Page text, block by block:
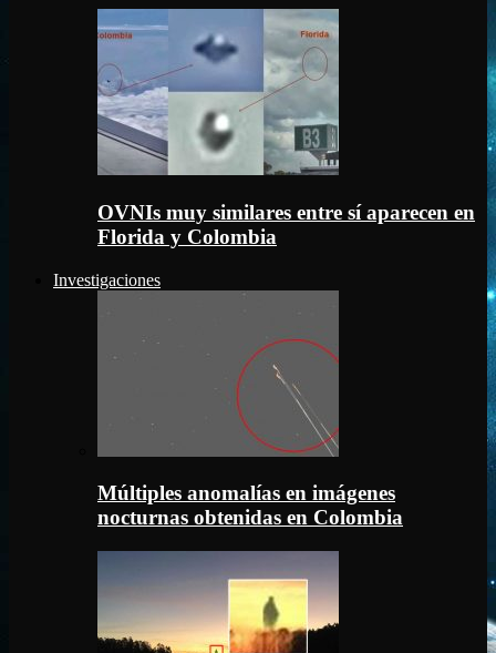
OVNIs muy similares entre sí aparecen en
Florida y Colombia
Investigaciones
Múltiples anomalías en imágenes
nocturnas obtenidas en Colombia